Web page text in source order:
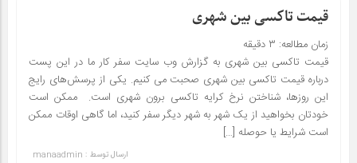
قیمت تاکسی بین شهری
زمان مطالعه: ۳ دقیقه
قیمت تاکسی بین شهری به گزارش وب سایت سفر کار ما در این پست
درباره قیمت تاکسی بین شهری صحبت می کنیم. یکی از پرسش‌های رایج
این روزها، شناختن نرخ کرایه تاکسی برون شهری است. ممکن است
خودتان بخواهید از یک شهر به شهر دیگر سفر کنید، اما گاهی اوقات ممکن
است شرایط یا حوصله […]
ارسال توسط : manaadmin